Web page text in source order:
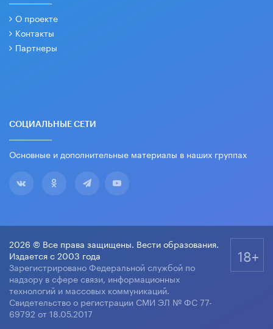
О проекте
Контакты
Партнеры
СОЦИАЛЬНЫЕ СЕТИ
Основные и дополнительные материалы в наших группах
2026 © Все права защищены. Вести образования.
Издается с 2003 года
Зарегистрировано Федеральной службой по
надзору в сфере связи, информационных
технологий и массовых коммуникаций.
Свидетельство о регистрации СМИ ЭЛ № ФС 77-
69792 от 18.05.2017
18+